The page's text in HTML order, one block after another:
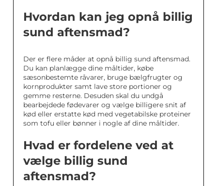
Hvordan kan jeg opnå billig
sund aftensmad?
Der er flere måder at opnå billig sund aftensmad.
Du kan planlægge dine måltider, købe
sæsonbestemte råvarer, bruge bælgfrugter og
kornprodukter samt lave store portioner og
gemme resterne. Desuden skal du undgå
bearbejdede fødevarer og vælge billigere snit af
kød eller erstatte kød med vegetabilske proteiner
som tofu eller bønner i nogle af dine måltider.
Hvad er fordelene ved at
vælge billig sund
aftensmad?